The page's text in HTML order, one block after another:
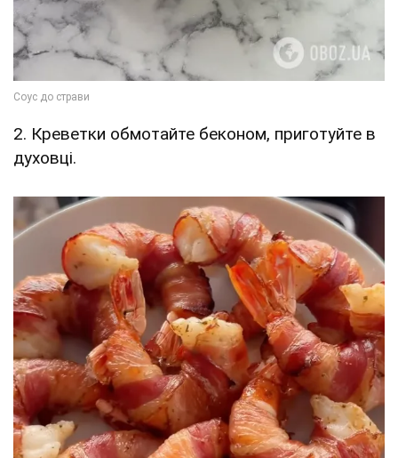
2. Креветки обмотайте беконом, приготуйте в
духовці.